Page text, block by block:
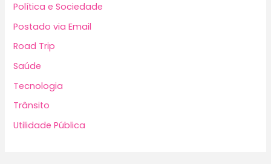
Política e Sociedade
Postado via Email
Road Trip
Saúde
Tecnologia
Trânsito
Utilidade Pública